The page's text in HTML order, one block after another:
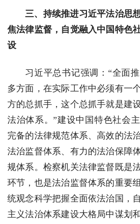
三、持续推进习近平法治思
焦法律监督，自觉融入中国特色
设
习近平总书记强调：“全面
多方面，在实际工作中必须有一
方的总抓手，这个总抓手就是建
法治体系。”建设中国特色社会
完备的法律规范体系、高效的法
法治监督体系、有力的法治保障
规体系。检察机关法律监督既是
环节，也是法治监督体系的重要
统观念科学把握全面依法治国，
主义法治体系建设大格局中谋划